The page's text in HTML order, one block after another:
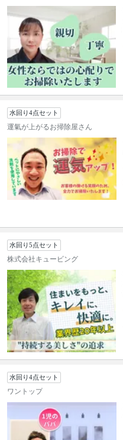
水回り4点セット
運氣が上がるお掃除屋さん
水回り5点セット
株式会社キュービング
水回り4点セット
ワントップ